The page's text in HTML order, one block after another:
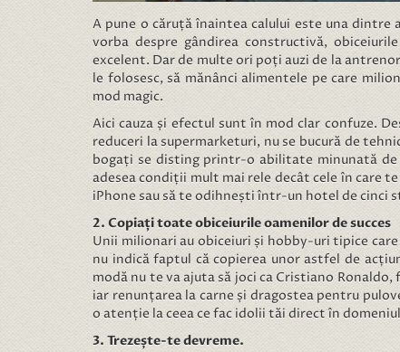
A pune o căruță înaintea calului este una
vorba despre gândirea constructivă,
excelent. Dar de multe ori poți auzi de la
le folosesc, să mănânci alimentele pe care
mod magic.
Aici cauza și efectul sunt în mod clar confuze.
reduceri la supermarketuri, nu se bucură de
bogați se disting printr-o abilitate minunată
adesea condiții mult mai rele decât cele în care
iPhone sau să te odihnești într-un hotel de cinci
2. Copiați toate obiceiurile oamenilor de succes
Unii milionari au obiceiuri și hobby-uri tipice
nu indică faptul că copierea unor astfel de
modă nu te va ajuta să joci ca Cristiano
iar renunțarea la carne și dragostea pentru
o atenție la ceea ce fac idolii tăi direct în
3. Trezește-te devreme.